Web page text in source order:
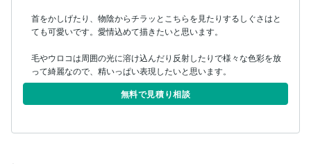
首をかしげたり、物陰からチラッとこちらを見たりするしぐさはと
ても可愛いです。愛情込めて描きたいと思います。
毛やウロコは周囲の光に溶け込んだり反射したりで様々な色彩を放
無料で見積り相談